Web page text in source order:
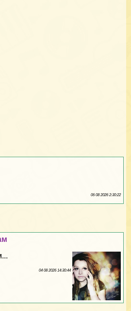
06 08 2026 2:30:22
04 08 2026 14:30:44